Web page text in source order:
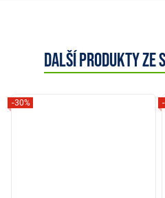
Další produkty ze
-30%